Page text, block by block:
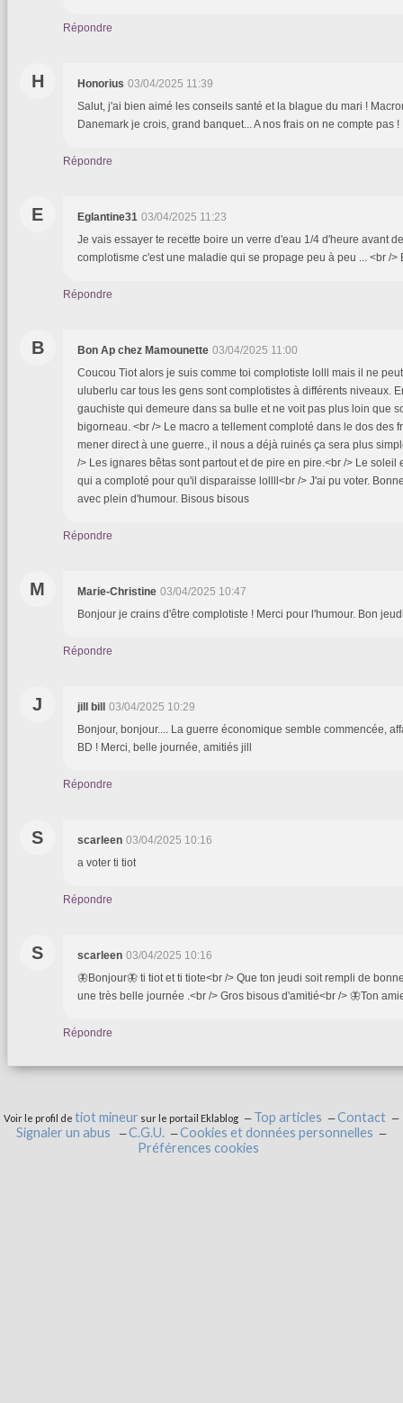
Répondre
H Honorius 03/04/2025 11:39
Salut, j'ai bien aimé les conseils santé et la blague du mari !
Danemark je crois, grand banquet... A nos frais on ne compte pas
Répondre
E Eglantine31 03/04/2025 11:23
Je vais essayer te recette boire un verre d'eau 1/4 d'heure avant
complotisme c'est une maladie qui se propage peu à peu ... <br />
Répondre
B Bon Ap chez Mamounette 03/04/2025 11:00
Coucou Tiot alors je suis comme toi complotiste lolll mais il ne
uluberlu car tous les gens sont complotistes à différents niveaux.
gauchiste qui demeure dans sa bulle et ne voit pas plus loin que
bigorneau. <br /> Le macro a tellement comploté dans le dos des
mener direct à une guerre., il nous a déjà ruinés ça sera plus
/> Les ignares bêtas sont partout et de pire en pire.<br /> Le soleil
qui a comploté pour qu'il disparaisse lollll<br /> J'ai pu voter.
avec plein d'humour. Bisous bisous
Répondre
M Marie-Christine 03/04/2025 10:47
Bonjour je crains d'être complotiste ! Merci pour l'humour. Bon
Répondre
J jill bill 03/04/2025 10:29
Bonjour, bonjour.... La guerre économique semble commencée,
BD ! Merci, belle journée, amitiés jill
Répondre
S scarleen 03/04/2025 10:16
a voter ti tiot
Répondre
S scarleen 03/04/2025 10:16
🦋Bonjour🦋 ti tiot et ti tiote<br /> Que ton jeudi soit rempli de
une très belle journée .<br /> Gros bisous d'amitié<br /> 🦋Ton
Répondre
Voir le profil de tiot mineur sur le portail Eklablog Top articles
Contact
Signaler un abus
C.G.U.
Cookies et données personnelles
Préférences cookies